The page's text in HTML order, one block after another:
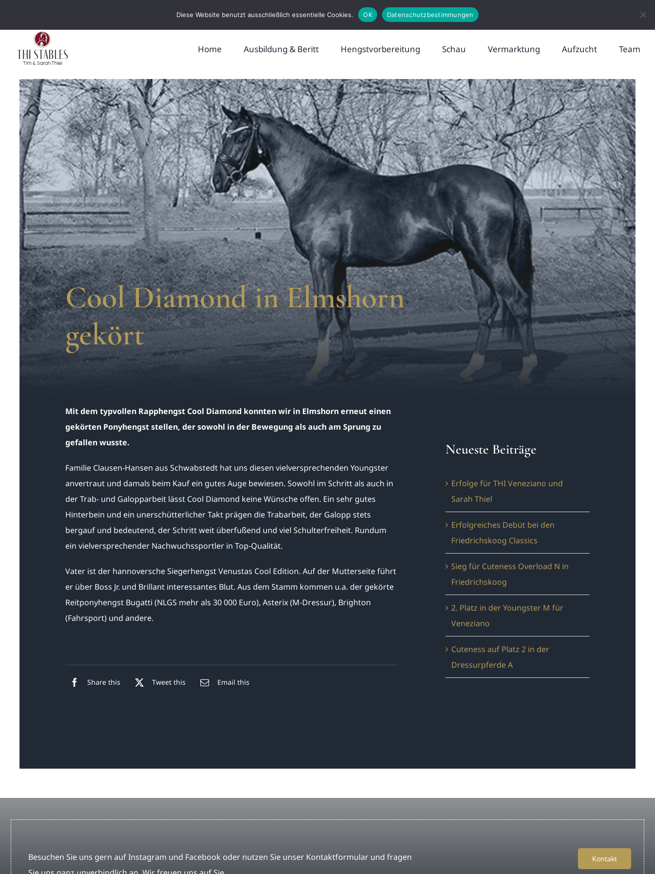
Home Ausbildung & Beritt Hengstvorbereitung Schau Vermarktung Aufzucht Team
Cool Diamond in Elmshorn
gekört
Mit dem typvollen Rapphengst Cool Diamond konnten wir in Elmshorn erneut einen
gekörten Ponyhengst stellen, der sowohl in der Bewegung als auch am Sprung zu
gefallen wusste.
Familie Clausen-Hansen aus Schwabstedt hat uns diesen vielversprechenden Youngster
anvertraut und damals beim Kauf ein gutes Auge bewiesen. Sowohl im Schritt als auch in
der Trab- und Galopparbeit lässt Cool Diamond keine Wünsche offen. Ein sehr gutes
Hinterbein und ein unerschütterlicher Takt prägen die Trabarbeit, der Galopp stets
bergauf und bedeutend, der Schritt weit überfußend und viel Schulterfreiheit. Rundum
ein vielversprechender Nachwuchssportler in Top-Qualität.
Vater ist der hannoversche Siegerhengst Venustas Cool Edition. Auf der Mutterseite führt
er über Boss Jr. und Brillant interessantes Blut. Aus dem Stamm kommen u.a. der gekörte
Reitponyhengst Bugatti (NLGS mehr als 30 000 Euro), Asterix (M-Dressur), Brighton
(Fahrsport) und andere.
Share this Tweet this Email this
Neueste Beiträge
Erfolge für THI Veneziano und
Sarah Thiel
Erfolgreiches Debüt bei den
Friedrichskoog Classics
Sieg für Cuteness Overload N in
Friedrichskoog
2. Platz in der Youngster M für
Veneziano
Cuteness auf Platz 2 in der
Dressurpferde A
Besuchen Sie uns gern auf Instagram und Facebook oder nutzen Sie unser Kontaktformular und fragen
Kontakt
Diese Website benutzt ausschließlich essentielle Cookies. OK Datenschutzbestimmungen